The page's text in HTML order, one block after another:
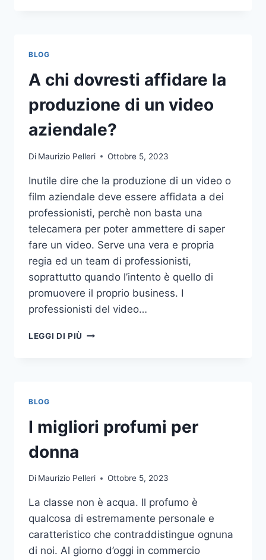
NELLE
SCOMMESSE
SPORTIVE
ONLINE
BLOG
A chi dovresti affidare la
produzione di un video
aziendale?
Di Maurizio Pelleri Ottobre 5, 2023
Inutile dire che la produzione di un video o
film aziendale deve essere affidata a dei
professionisti, perchè non basta una
telecamera per poter ammettere di saper
fare un video. Serve una vera e propria
regia ed un team di professionisti,
soprattutto quando l’intento è quello di
promuovere il proprio business. I
professionisti del video…
LEGGI DI PIÙ
VIDEO
BLOG
I migliori profumi per
donna
Di Maurizio Pelleri Ottobre 5, 2023
La classe non è acqua. Il profumo è
qualcosa di estremamente personale e
caratteristico che contraddistingue ognuna
di noi. Al giorno d’oggi in commercio